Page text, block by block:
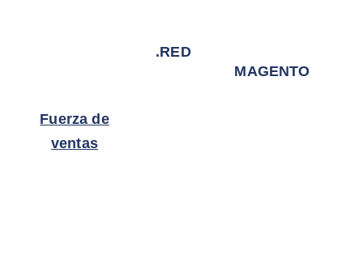
.RED
MAGENTO
Fuerza de
ventas